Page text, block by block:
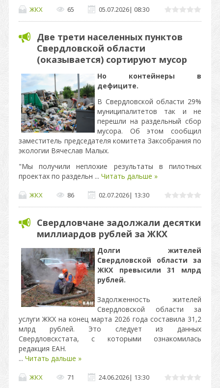
ЖКХ 65 05.07.2026| 08:30
Две трети населенных пунктов
Свердловской области
(оказывается) сортируют мусор
Но контейнеры в
дефиците.
В Свердловской области 29%
муниципалитетов так и не
перешли на раздельный сбор
мусора. Об этом сообщил
заместитель председателя комитета Заксобрания по
экологии Вячеслав Малых.
"Мы получили неплохие результаты в пилотных
проектах по раздельн ... Читать дальше »
ЖКХ 86 02.07.2026| 13:30
Свердловчане задолжали десятки
миллиардов рублей за ЖКХ
Долги жителей
Свердловской области за
ЖКХ превысили 31 млрд
рублей.
Задолженность жителей
Свердловской области за
услуги ЖКХ на конец марта 2026 года составила 31,2
млрд рублей. Это следует из данных
Свердловскстата, с которыми ознакомилась
редакция ЕАН.
... Читать дальше »
ЖКХ 71 24.06.2026| 13:30